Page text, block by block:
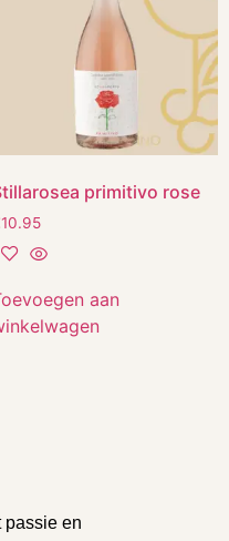
primitivo rose
10.95
aan
passie en